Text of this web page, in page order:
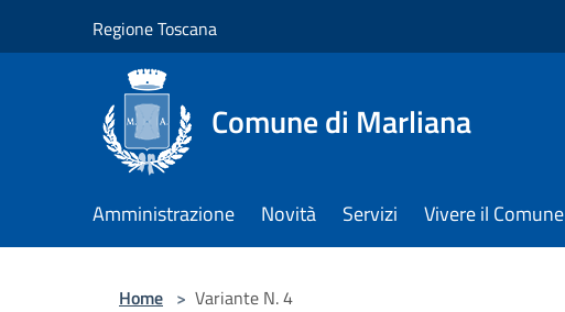
Regione Toscana
Comune di Marliana
Amministrazione Novità Servizi Vivere il Comune
Home > Variante N. 4